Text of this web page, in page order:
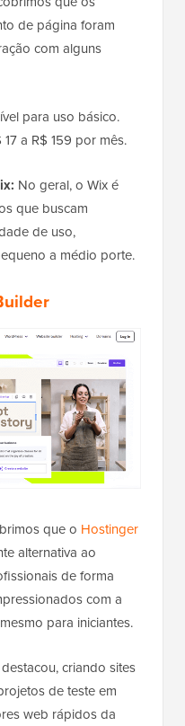
de página foram
com alguns
para uso básico.
a R$ 159 por mês.
No geral, o Wix é
que buscam
de uso,
a médio porte.
que o Hostinger
alternativa ao
de forma
com a
para iniciantes.
criando sites
de teste em
web rápidos da